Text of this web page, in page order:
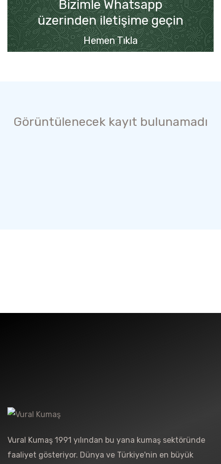
Bizimle Whatsapp
üzerinden iletişime geçin
Hemen Tıkla
Görüntülenecek kayıt bulunamadı
Vural Kumaş 1991 yılından bu yana kumaş sektöründe
faaliyet gösteriyor. Dünya ve Türkiye'nin en büyük